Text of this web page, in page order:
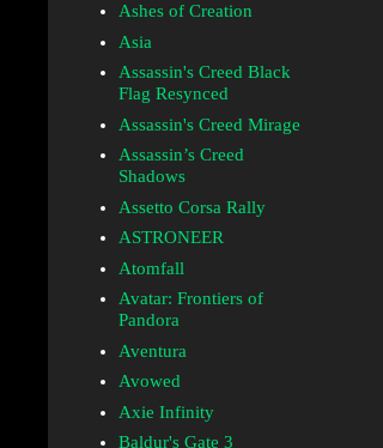
Ashes of Creation
Asia
Assassin's Creed Black
Flag Resynced
Assassin's Creed Mirage
Assassin’s Creed
Shadows
Assetto Corsa Rally
ASTRONEER
Atomfall
Avatar: Frontiers of
Pandora
Aventura
Avowed
Axie Infinity
Baldur's Gate 3